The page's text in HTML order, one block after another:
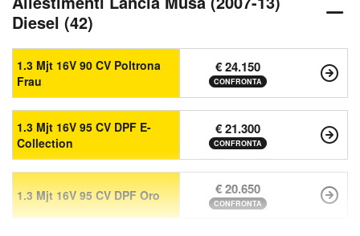
Diesel (42)
1.3 Mjt 16V 90 CV Poltrona
Frau
€ 24.150
CONFRONTA
1.3 Mjt 16V 95 CV DPF E-
Collection
€ 21.300
CONFRONTA
1.3 Mjt 16V 95 CV DPF Oro € 20.650
CONFRONTA